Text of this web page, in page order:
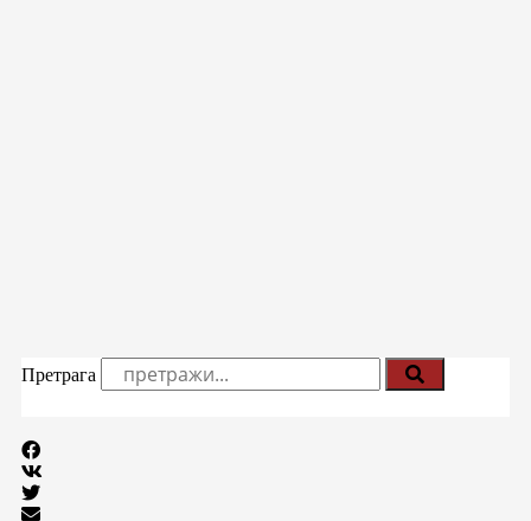
Претрага